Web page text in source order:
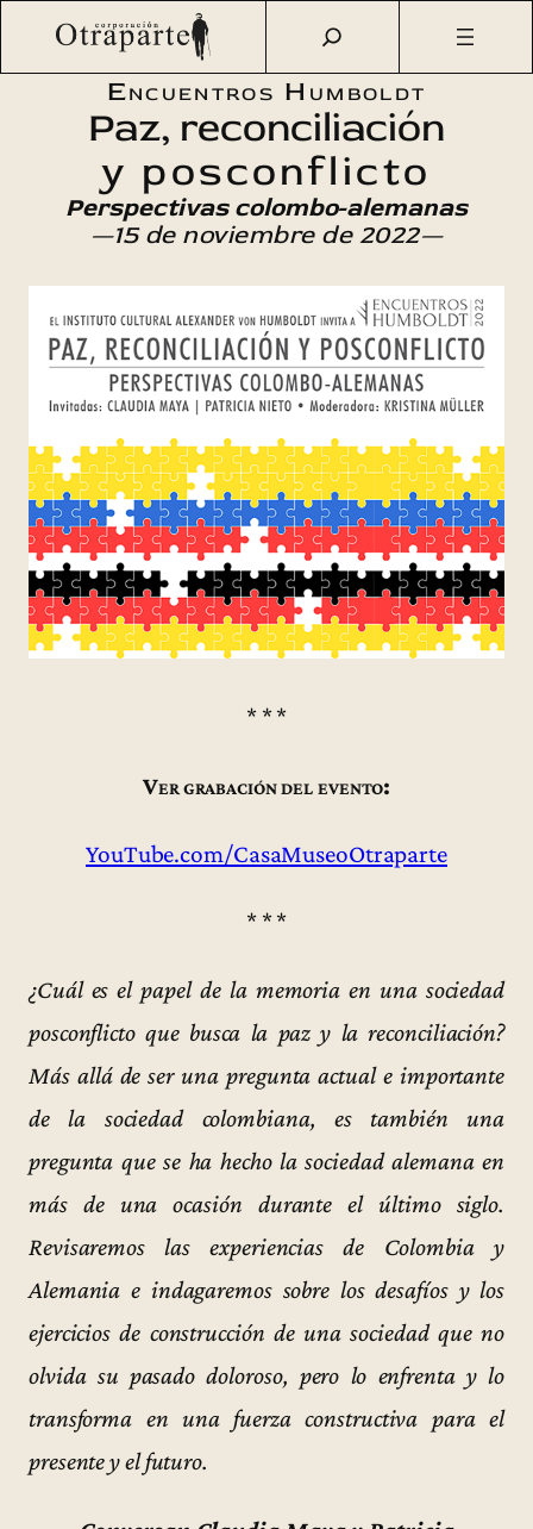
Saltar
Otraparte.org/ Agenda Cultural/
reconciliación y posconflicto
Encuentros Humboldt
Paz, reconciliación
y posconflicto
Perspectivas colombo-alemanas
—15 de noviembre de 2022—
* * *
Ver grabación del evento:
YouTube.com/CasaMuseoOtraparte
* * *
¿Cuál es el papel de la memoria en una sociedad
posconflicto que busca la paz y la reconciliación?
Más allá de ser una pregunta actual e importante
de la sociedad colombiana, es también una
pregunta que se ha hecho la sociedad alemana en
más de una ocasión durante el último siglo.
Revisaremos las experiencias de Colombia y
Alemania e indagaremos sobre los desafíos y los
ejercicios de construcción de una sociedad que no
olvida su pasado doloroso, pero lo enfrenta y lo
transforma en una fuerza constructiva para el
presente y el futuro.